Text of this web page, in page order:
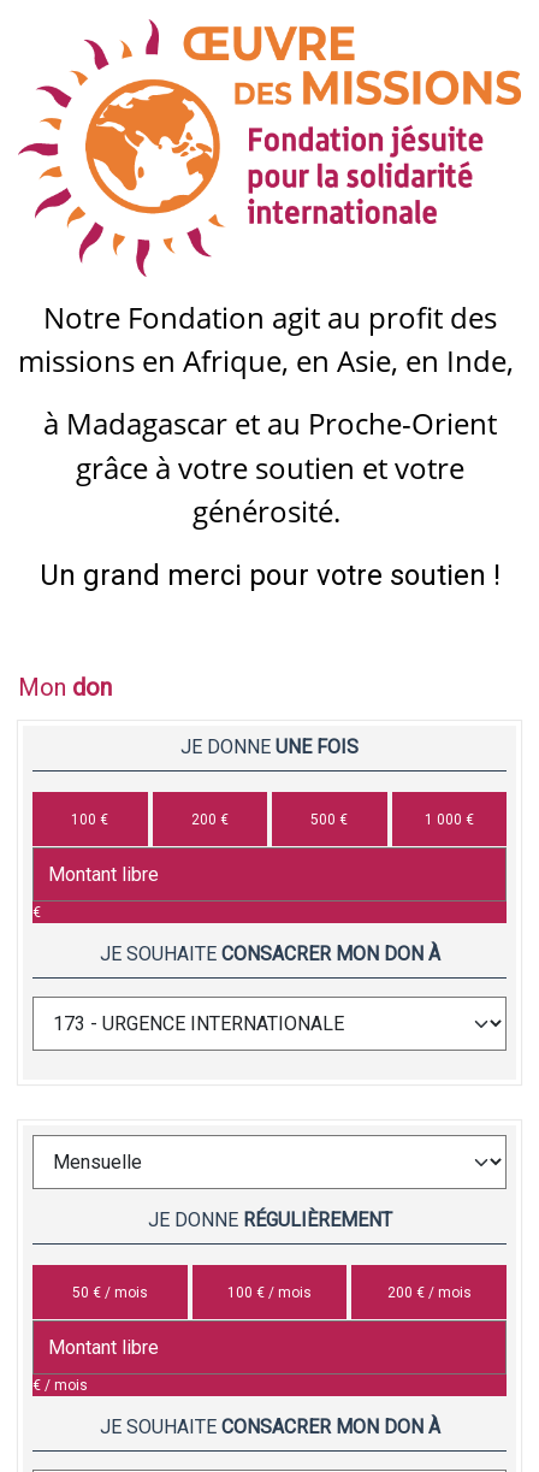
Notre Fondation agit au profit des
missions en Afrique, en Asie, en Inde,
à Madagascar et au Proche-Orient
grâce à votre soutien et votre
générosité.
Un grand merci pour votre soutien !
Mon don
JE DONNE UNE FOIS
100 € 200 € 500 € 1 000 €
€
JE SOUHAITE CONSACRER MON DON À
JE DONNE RÉGULIÈREMENT
50 € / mois 100 € / mois 200 € / mois
€ / mois
JE SOUHAITE CONSACRER MON DON À